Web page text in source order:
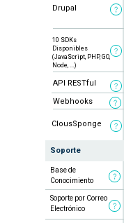
Drupal
10 SDKs
Disponibles
(JavaScript, PHP, GO,
Node, ...)
API RESTful
ClousSponge
Webhooks
Base de
Conocimiento
Soporte por Correo
Electrónico
Soporte